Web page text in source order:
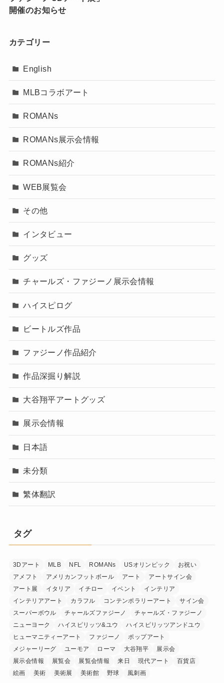
開催のお知らせ
カテゴリー
English
MLBコラボアート
ROMANs
ROMANs展示会情報
ROMANs紹介
WEB展覧会
その他
インタビュー
グッズ
チャールズ・ファジーノ展示会情報
ハイスピログ
ビートルズ作品
ファジーノ作品紹介
作品深掘り解説
大谷翔平アートグッズ
展示会情報
日本語
未分類
繁体翻訳
タグ
3Dアート MLB NFL ROMANs USオリンピック
お祝い
アメフト
アメリカンフットボール アート
アートサイン会
アート展
イタリア イチロー イベント
インテリア
インテリアアート
カラフル コンテンポラリーアート
サイン会
スーパーボウル
チャールズファジーノ
チャールズ・ファジーノ
ニューヨーク
ハイスピリッツ&ユウ
ハイスピリッツアンドユウ
ヒューマニティーアート
ファジーノ
ポップアート
メジャーリーグ
ユーモア ローマ 大谷翔平
展示会
展示会情報
展覧会 展覧会情報 来日 現代アート
百貨店
絵画
美術 美術展 美術館 野球 風刺画